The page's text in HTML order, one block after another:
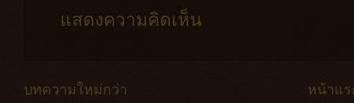
แสดงความคิดเห็น
บทความใหม่กว่า หน้าแร